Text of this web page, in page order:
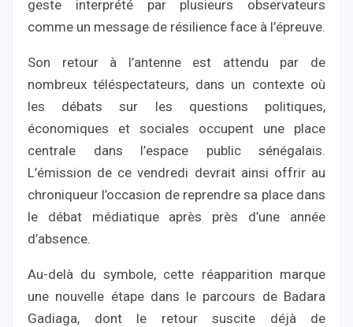
geste interprété par plusieurs observateurs
comme un message de résilience face à l’épreuve.
Son retour à l’antenne est attendu par de
nombreux téléspectateurs, dans un contexte où
les débats sur les questions politiques,
économiques et sociales occupent une place
centrale dans l’espace public sénégalais.
L’émission de ce vendredi devrait ainsi offrir au
chroniqueur l’occasion de reprendre sa place dans
le débat médiatique après près d’une année
d’absence.
Au-delà du symbole, cette réapparition marque
une nouvelle étape dans le parcours de Badara
Gadiaga, dont le retour suscite déjà de